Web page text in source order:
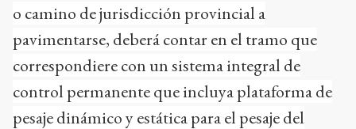
o camino de jurisdicción provincial a
pavimentarse, deberá contar en el tramo que
correspondiere con un sistema integral de
control permanente que incluya plataforma de
pesaje dinámico y estática para el pesaje del